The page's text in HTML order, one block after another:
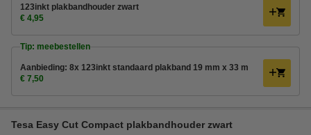
123inkt plakbandhouder zwart
€ 4,95
Tip: meebestellen
Aanbieding: 8x 123inkt standaard plakband 19 mm x 33 m
€ 7,50
Tesa Easy Cut Compact plakbandhouder zwart